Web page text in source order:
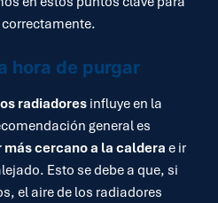
correctamente.
hora de purgar
radiadores influye en la
general es
cercano a la caldera e ir
Esto se debe a que, si
el aire de los radiadores